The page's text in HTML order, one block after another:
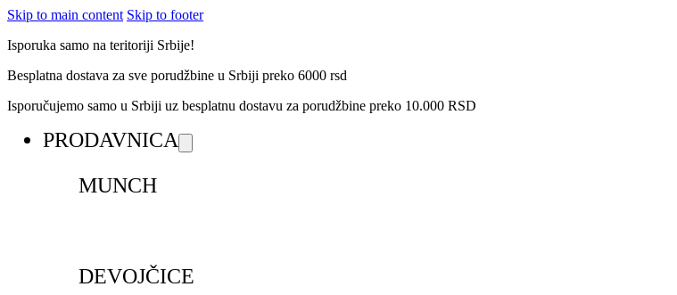
Skip to main content Skip to footer
Isporuka samo na teritoriji Srbije!
Besplatna dostava za sve porudžbine u Srbiji preko 6000 rsd
Isporučujemo samo u Srbiji uz besplatnu dostavu za porudžbine preko 10.000 RSD
PRODAVNICA
MUNCH
DEVOJČICE